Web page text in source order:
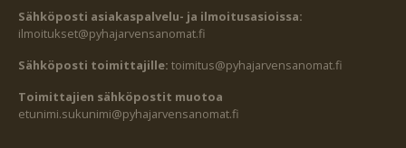
Sähköposti asiakaspalvelu- ja ilmoitusasioissa:
ilmoitukset@pyhajarvensanomat.fi
Sähköposti toimittajille: toimitus@pyhajarvensanomat.fi
Toimittajien sähköpostit muotoa
etunimi.sukunimi@pyhajarvensanomat.fi